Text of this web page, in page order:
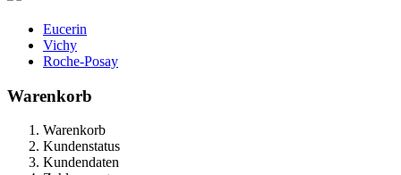
Eucerin
Vichy
Roche-Posay
Warenkorb
Warenkorb
Kundenstatus
Kundendaten